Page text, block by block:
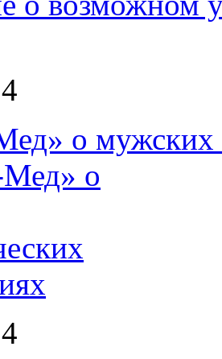
о мужских